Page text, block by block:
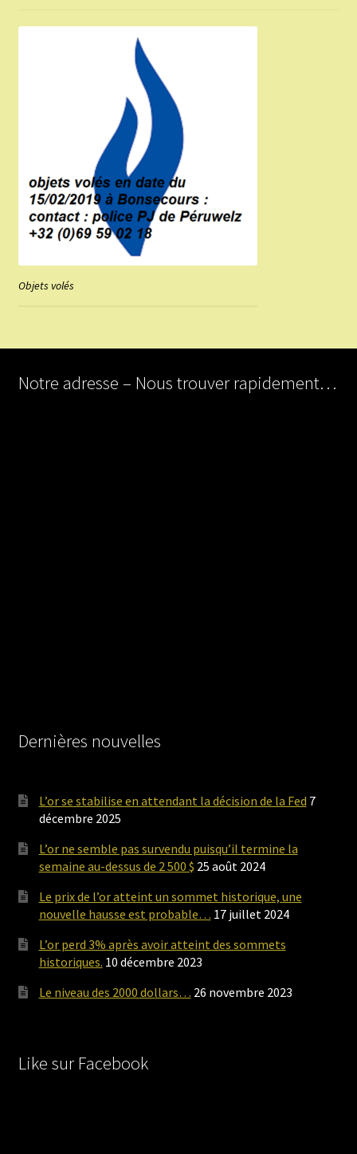
Objets volés
Notre adresse – Nous trouver rapidement…
Dernières nouvelles
L’or se stabilise en attendant la décision de la Fed 7
décembre 2025
L’or ne semble pas survendu puisqu’il termine la
semaine au-dessus de 2 500 $ 25 août 2024
Le prix de l’or atteint un sommet historique, une
nouvelle hausse est probable… 17 juillet 2024
L’or perd 3% après avoir atteint des sommets
historiques. 10 décembre 2023
Le niveau des 2000 dollars… 26 novembre 2023
Like sur Facebook